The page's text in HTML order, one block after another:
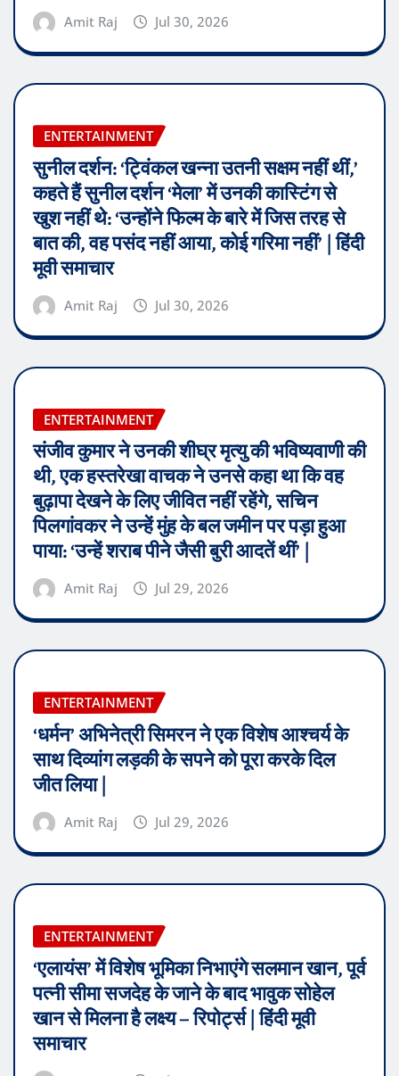
Amit Raj Jul 30, 2026
ENTERTAINMENT
सुनील दर्शन: ‘ट्विंकल खन्ना उतनी सक्षम नहीं थीं,’
कहते हैं सुनील दर्शन ‘मेला’ में उनकी कास्टिंग से
खुश नहीं थे: ‘उन्होंने फिल्म के बारे में जिस तरह से
बात की, वह पसंद नहीं आया, कोई गरिमा नहीं’ | हिंदी
मूवी समाचार
Amit Raj Jul 30, 2026
ENTERTAINMENT
संजीव कुमार ने उनकी शीघ्र मृत्यु की भविष्यवाणी की
थी, एक हस्तरेखा वाचक ने उनसे कहा था कि वह
बुढ़ापा देखने के लिए जीवित नहीं रहेंगे, सचिन
पिलगांवकर ने उन्हें मुंह के बल जमीन पर पड़ा हुआ
पाया: ‘उन्हें शराब पीने जैसी बुरी आदतें थीं’ |
Amit Raj Jul 29, 2026
ENTERTAINMENT
‘धर्मन’ अभिनेत्री सिमरन ने एक विशेष आश्चर्य के
साथ दिव्यांग लड़की के सपने को पूरा करके दिल
जीत लिया |
Amit Raj Jul 29, 2026
ENTERTAINMENT
‘एलायंस’ में विशेष भूमिका निभाएंगे सलमान खान, पूर्व
पत्नी सीमा सजदेह के जाने के बाद भावुक सोहेल
खान से मिलना है लक्ष्य – रिपोर्ट्स | हिंदी मूवी
समाचार